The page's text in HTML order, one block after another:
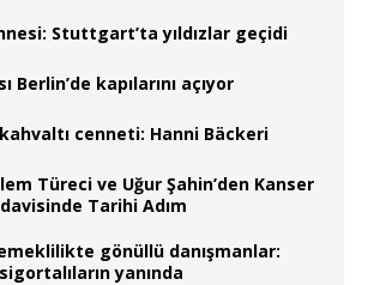
Stuttgart’ta yıldızlar geçidi
Berlin’de kapılarını açıyor
cenneti: Hanni Bäckeri
Türeci ve Uğur Şahin’den Kanser
Tarihi Adım
gönüllü danışmanlar:
yanında